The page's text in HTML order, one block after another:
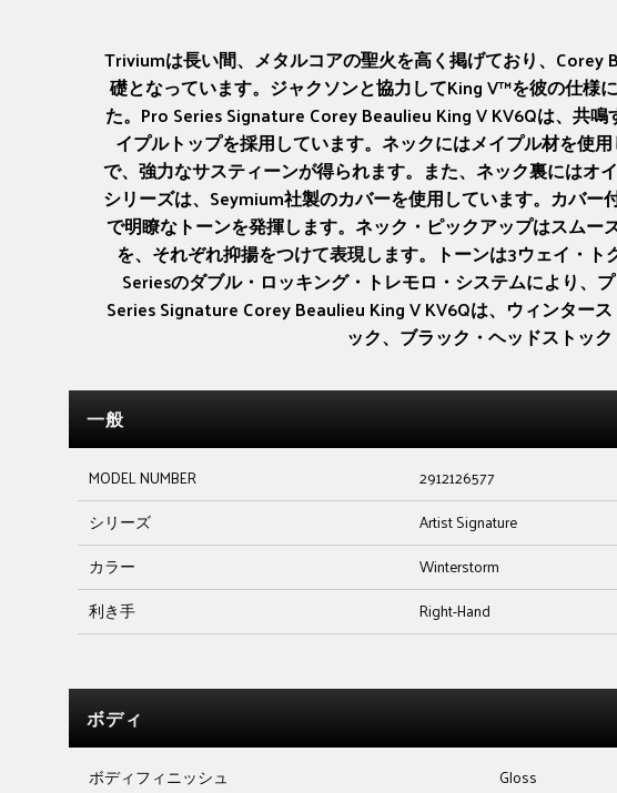
Triviumは長い間、メタルコアの聖火を高く掲げており、
礎となっています。ジャクソンと協力してKing V™を彼の仕様
た。Pro Series Signature Corey Beaulieu King V KV6Qは、共
イプルトップを採用しています。ネックにはメイプル材を使
で、強力なサスティーンが得られます。また、ネック裏には
シリーズは、Seymium社製のカバーを使用しています。カバ
で明瞭なトーンを発揮します。ネック・ピックアップはスム
を、それぞれ抑揚をつけて表現します。トーンは3ウェイ・
Seriesのダブル・ロッキング・トレモロ・システムにより、
Series Signature Corey Beaulieu King V KV6Qは、ウィンター
ック、ブラック・ヘッドストッ
一般
MODEL NUMBER
2912126577
シリーズ
Artist Signature
カラー
Winterstorm
利き手
Right-Hand
ボディ
ボディフィニッシュ
Gloss